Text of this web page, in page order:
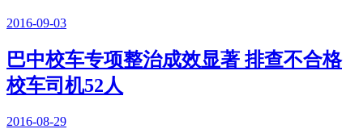
2016-09-03
巴中校车专项整治成效显著 排查不合格
校车司机52人
2016-08-29